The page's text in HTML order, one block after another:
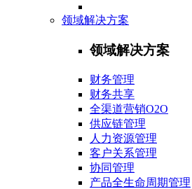
领域解决方案
领域解决方案
财务管理
财务共享
全渠道营销O2O
供应链管理
人力资源管理
客户关系管理
协同管理
产品全生命周期管理